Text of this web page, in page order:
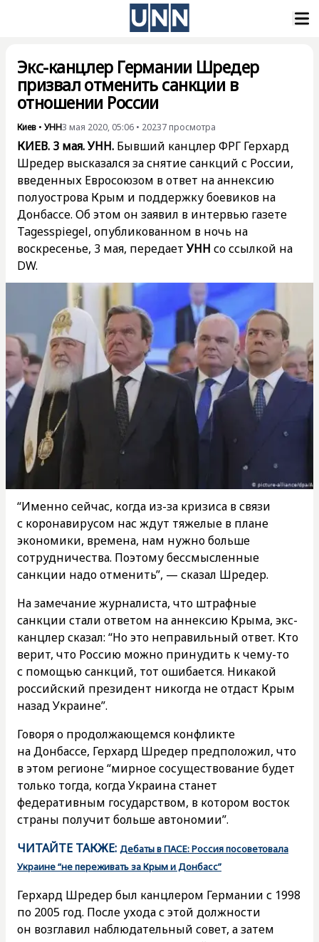
Экс-канцлер Германии Шредер
призвал отменить санкции в
отношении России
Киев • УНН3 мая 2020, 05:06 • 20237 просмотра
КИЕВ. 3 мая. УНН. Бывший канцлер ФРГ Герхард
Шредер высказался за снятие санкций с России,
введенных Евросоюзом в ответ на аннексию
полуострова Крым и поддержку боевиков на
Донбассе. Об этом он заявил в интервью газете
Tagesspiegel, опубликованном в ночь на
воскресенье, 3 мая, передаетУНН со ссылкой на
DW.
“Именно сейчас, когда из-за кризиса в связи
с коронавирусом нас ждут тяжелые в плане
экономики, времена, нам нужно больше
сотрудничества. Поэтому бессмысленные
санкции надо отменить”, — сказал Шредер.
На замечание журналиста, что штрафные
санкции стали ответом на аннексию Крыма, экс-
канцлер сказал: “Но это неправильный ответ. Кто
верит, что Россию можно принудить к чему-то
с помощью санкций, тот ошибается. Никакой
российский президент никогда не отдаст Крым
назад Украине”.
Говоря о продолжающемся конфликте
на Донбассе, Герхард Шредер предположил, что
в этом регионе “мирное сосуществование будет
только тогда, когда Украина станет
федеративным государством, в котором восток
страны получит больше автономии”.
ЧИТАЙТЕ ТАКЖЕ: Дебаты в ПАСЕ: Россия посоветовала
Украине “не переживать за Крым и Донбасс”
Герхард Шредер был канцлером Германии с 1998
по 2005 год. После ухода с этой должности
он возглавил наблюдательный совет, а затем